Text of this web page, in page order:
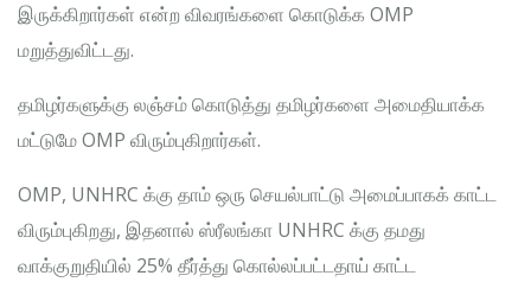
இருக்கிறார்கள் என்ற விவரங்களை கொடுக்க OMP
மறுத்துவிட்டது.
தமிழர்களுக்கு லஞ்சம் கொடுத்து தமிழர்களை அமைதியாக்க
மட்டுமே OMP விரும்புகிறார்கள்.
OMP, UNHRC க்கு தாம் ஒரு செயல்பாட்டு அமைப்பாகக் காட்ட
விரும்புகிறது, இதனால் ஸ்ரீலங்கா UNHRC க்கு தமது
வாக்குறுதியில் 25% தீர்த்து கொல்லப்பட்டதாய் காட்ட